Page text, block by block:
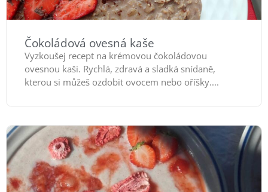
Čokoládová ovesná kaše
Vyzkoušej recept na krémovou čokoládovou
ovesnou kaši. Rychlá, zdravá a sladká snídaně,
kterou si můžeš ozdobit ovocem nebo oříšky....